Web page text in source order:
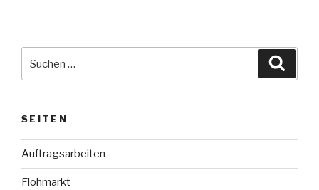
SEITEN
Auftragsarbeiten
Flohmarkt